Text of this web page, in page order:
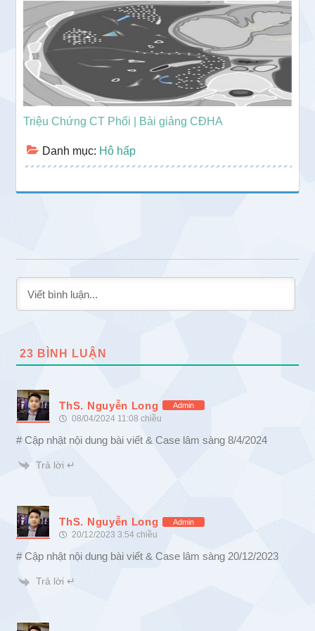
Triệu Chứng CT Phổi | Bài giảng CĐHA
Danh mục: Hô hấp
23 BÌNH LUẬN
ThS. Nguyễn Long Admin
08/04/2024 11:08 chiều
# Cập nhật nội dung bài viết & Case lâm sàng 8/4/2024
Trả lời ↵
ThS. Nguyễn Long Admin
20/12/2023 3:54 chiều
# Cập nhật nội dung bài viết & Case lâm sàng 20/12/2023
Trả lời ↵